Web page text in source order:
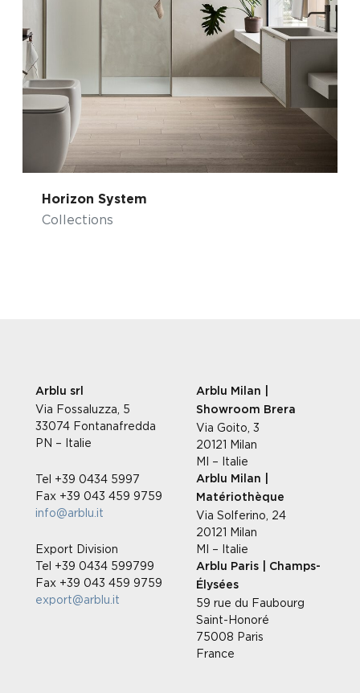
Horizon System
Collections
Arblu srl
Via Fossaluzza, 5
33074 Fontanafredda
PN – Italie
Tel +39 0434 5997
Fax +39 043 459 9759
info@arblu.it
Export Division
Tel +39 0434 599799
Fax +39 043 459 9759
export@arblu.it
Arblu Milan |
Showroom Brera
Via Goito, 3
20121 Milan
MI – Italie
Arblu Milan |
Matériothèque
Via Solferino, 24
20121 Milan
MI – Italie
Arblu Paris | Champs-
Élysées
59 rue du Faubourg
Saint-Honoré
75008 Paris
France